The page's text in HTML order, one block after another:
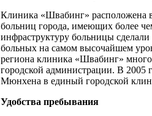
Клиника «Швабинг» расположена
больниц города, имеющих более
инфраструктуру больницы
больных на самом высочайшем
региона клиника «Швабинг»
городской администрации. В
Мюнхена в единый городской
Удобства пребывания